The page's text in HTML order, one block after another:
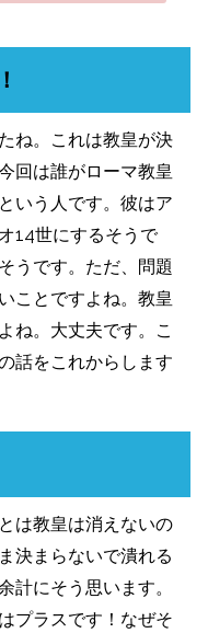
ね。これは教皇が決
回は誰がローマ教皇
いう人です。彼はア
14世にするそうで
うです。ただ、問題
ことですよね。教皇
ね。大丈夫です。こ
話をこれからします
は教皇は消えないの
決まらないで潰れる
計にそう思います。
プラスです！なぜそ